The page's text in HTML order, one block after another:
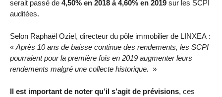
serait passé de 4,50% en 2018 à 4,60% en 2019 sur les SCPI
auditées.
Selon Raphaël Oziel, directeur du pôle immobilier de LINXEA :
« Après 10 ans de baisse continue des rendements, les SCPI
pourraient pour la première fois en 2019 augmenter leurs
rendements malgré une collecte historique. »
Il est important de noter qu’il s’agit de prévisions, ces